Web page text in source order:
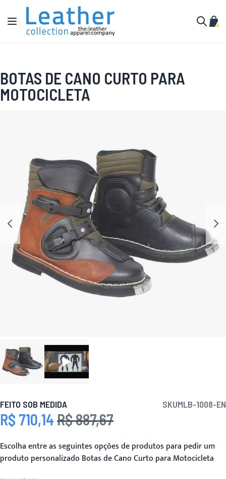
Pular para o conteúdo
Alternar Nav
BOTAS DE CANO CURTO PARA
MOTOCICLETA
FEITO SOB MEDIDA SKUMLB-1008-EN
Preço Especial
R$ 710,14 Preço
R$ 887,67
Escolha entre as seguintes opções de produtos para pedir um
produto personalizado Botas de Cano Curto para Motocicleta